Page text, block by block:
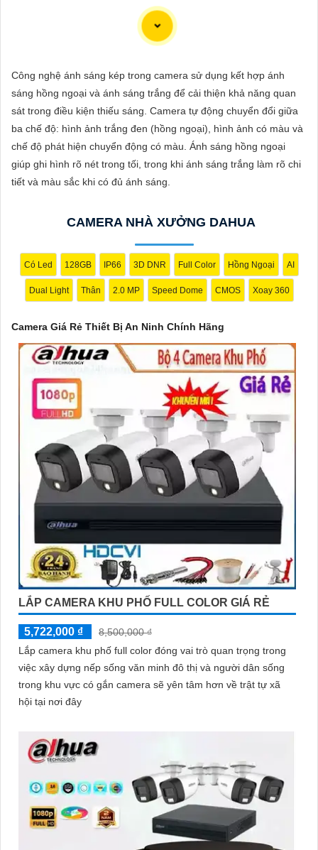
VẤN
DỊCH
VỤ
ninh chính hãng có hình ảnh chất lượng sắc nét mà bạn có thể
Camera IP Wifi Yoosee 3 Râu: Camera IP không dây, hỗ trợ
xem qua điện thoại di động, có chất lượng hình ảnh sắc nét, giá
Camera Vantech VP-C2112CP: Camera dạng dome, chất
Camera Hikvision DS-2CE56C0T-IRP: Camera thân hồng
ngoại, chất lượng 1MP, có khả năng quan sát ban đêm tốt, sắc
nét.
4:Camera Dahua HAC-HDBW1200RP-Z: Camera dome chất
lượng 2MP, hỗ trợ các tính năng như chống ngược sáng, chống
Nhớ kiểm tra kỹ thông số kỹ thuật cũng như nguồn gốc xuất xứ
của sản phẩm trước khi mua nhé đểHoàn toàn tin cậylà sản
phẩm chính hãng và đáng tin cậy.
Công nghệ ánh sáng kép trong camera sử dụng kết hợp ánh
sáng hồng ngoại và ánh sáng trắng để cải thiện khả năng quan
sát trong điều kiện thiếu sáng. Camera tự động chuyển đổi giữa
ba chế độ: hình ảnh trắng đen (hồng ngoại), hình ảnh có màu và
chế độ phát hiện chuyển động có màu. Ánh sáng hồng ngoại
giúp ghi hình rõ nét trong tối, trong khi ánh sáng trắng làm rõ chi
tiết và màu sắc khi có đủ ánh sáng.
CAMERA NHÀ XƯỞNG DAHUA
Có Led 128GB IP66 3D DNR Full Color Hồng Ngoại AI
Dual Light Thân 2.0 MP Speed Dome CMOS Xoay 360
Camera Giá Rẻ Thiết Bị An Ninh Chính Hãng
LẮP CAMERA KHU PHỐ FULL COLOR GIÁ RẺ
5,722,000 ₫
8,500,000 ₫
Lắp camera khu phố full color đóng vai trò quan trọng trong
việc xây dựng nếp sống văn minh đô thị và người dân sống
trong khu vực có gắn camera sẽ yên tâm hơn về trật tự xã
hội tại nơi đây